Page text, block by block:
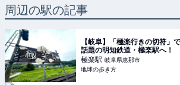
周辺の駅の記事
【岐阜】「極楽行きの切符」
話題の明知鉄道・極楽駅へ！
極楽駅 岐阜県恵那市
地球の歩き方